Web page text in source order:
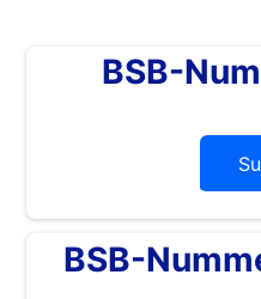
BSB-
BSB-